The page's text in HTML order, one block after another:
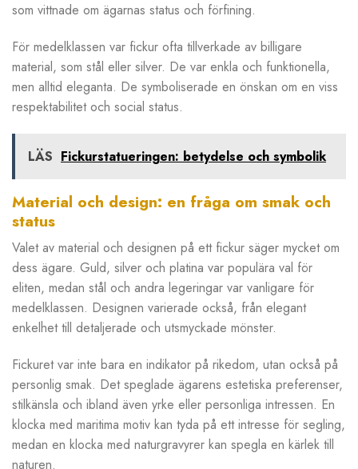
som vittnade om ägarnas status och förfining.
För medelklassen var fickur ofta tillverkade av billigare
material, som stål eller silver. De var enkla och funktionella,
men alltid eleganta. De symboliserade en önskan om en viss
respektabilitet och social status.
LÄS Fickurstatueringen: betydelse och symbolik
Material och design: en fråga om smak och
status
Valet av material och designen på ett fickur säger mycket om
dess ägare. Guld, silver och platina var populära val för
eliten, medan stål och andra legeringar var vanligare för
medelklassen. Designen varierade också, från elegant
enkelhet till detaljerade och utsmyckade mönster.
Fickuret var inte bara en indikator på rikedom, utan också på
personlig smak. Det speglade ägarens estetiska preferenser,
stilkänsla och ibland även yrke eller personliga intressen. En
klocka med maritima motiv kan tyda på ett intresse för segling,
medan en klocka med naturgravyrer kan spegla en kärlek till
naturen.